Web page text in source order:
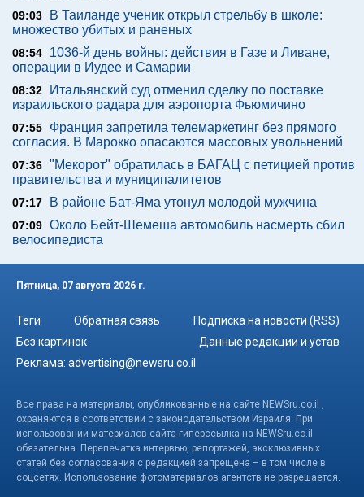
09:03
В Таиланде ученик открыл стрельбу в школе:
множество убитых и раненых
08:54
1036-й день войны: действия в Газе и Ливане,
операции в Иудее и Самарии
08:32
Итальянский суд отменил сделку по поставке
израильского радара для аэропорта Фьюмичино
07:55
Франция запретила телемаркетинг без прямого
согласия. В Марокко опасаются массовых увольнений
07:36 "Мекорот" обратилась в БАГАЦ с петицией против
правительства и муниципалитетов
07:17 В районе Бат-Яма утонул молодой мужчина
07:09 Около Бейт-Шемеша автомобиль насмерть сбил
велосипедиста
Пятница, 07 августа 2026 г.
Теги Обратная связь
Подписка на новости (RSS)
Без картинок
Данные редакции и устав
Реклама: advertising@newsru.co.il
Все права на материалы, опубликованные на сайте NEWSru.co.il ,
охраняются в соответствии с законодательством Израиля. При
использовании материалов сайта гиперссылка на NEWSru.co.il
обязательна. Перепечатка интервью, репортажей, эксклюзивных
статей без согласования с редакцией запрещена – в том числе в
соцсетях. Использование фотоматериалов агентств не разрешается.